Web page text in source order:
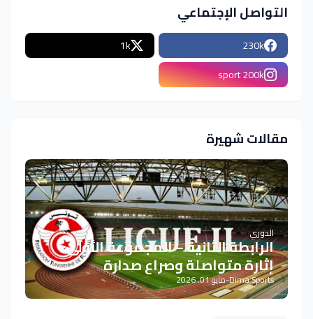
التواصل الإجتماعي
230k
1k
sport 200k
مقالات شهيرة
الدوري
الرابطة الثانية – المجموعة الأولى:
إثارة متواصلة وصراع صدارة
Dima Sports
-مايو 01, 2026